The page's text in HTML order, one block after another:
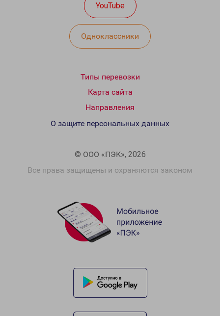
YouTube
Одноклассники
Типы перевозки
Карта сайта
Направления
© ООО «ПЭК», 2026
Все права защищены и охраняются законом
О защите персональных данных